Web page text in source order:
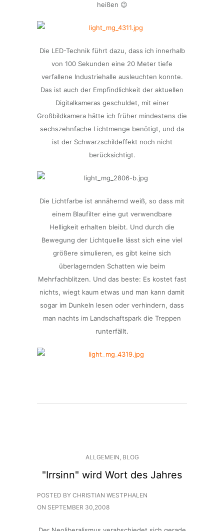
heißen 😉
Die LED-Technik führt dazu, dass ich innerhalb
von 100 Sekunden eine 20 Meter tiefe
verfallene Industriehalle ausleuchten konnte.
Das ist auch der Empfindlichkeit der aktuellen
Digitalkameras geschuldet, mit einer
Großbildkamera hätte ich früher mindestens die
sechszehnfache Lichtmenge benötigt, und da
ist der Schwarzschildeffekt noch nicht
berücksichtigt.
Die Lichtfarbe ist annähernd weiß, so dass mit
einem Blaufilter eine gut verwendbare
Helligkeit erhalten bleibt. Und durch die
Bewegung der Lichtquelle lässt sich eine viel
größere simulieren, es gibt keine sich
überlagernden Schatten wie beim
Mehrfachblitzen. Und das beste: Es kostet fast
nichts, wiegt kaum etwas und man kann damit
sogar im Dunkeln lesen oder verhindern, dass
man nachts im Landschaftspark die Treppen
runterfällt.
ALLGEMEIN, BLOG
"Irrsinn" wird Wort des Jahres
POSTED BY CHRISTIAN WESTPHALEN
ON SEPTEMBER 30,2008